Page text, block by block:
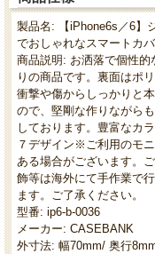
製品名: 【iPhone6s／6】
でおしゃれなスマートカ
商品説明: お洒落で個性
りの商品です。裏面はポ
衝撃や傷からしっかりと
ので、堅剛な作りながら
しております。豊富なカ
７デザイン※ご利用のモ
ある場合がございます。
飾等は海外にて手作業で
ます。ご了承ください。
型番: ip6-b-0036
メーカー: CASEBANK
外寸法: 幅70mm/ 奥行